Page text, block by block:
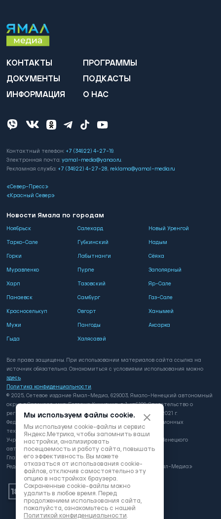
КОНТАКТЫ
ДОКУМЕНТЫ
ИНФОРМАЦИЯ
ПРОГРАММЫ
ПОДКАСТЫ
О НАС
Контактный телефон: +7 (34922) 4-27-19.
Электронная почта: yamal-media@yanao.ru.
Рекламная служба: +7 (34922) 4-27-28, reklama@yamal-media.ru
«Север-Пресс»
«Красный Север»
Новости Ямала по городам
Ноябрьск Салехард Новый Уренгой
Тарко-Сале Губкинский Надым
Горки Лабытнанги Сёяха
Муравленко Пурпе Заполярный
Харп Тазовский Яр-Сале
Панаевск Самбург Газ-Сале
Красноселькуп Овгорт Ханымей
Мужи Пангоды Аксарка
Гыда Халясавэй
Все права защищены. При использовании материалов сайта ссылка на
источник обязательна. Ознакомиться с условиями использования можно
здесь.
Политика конфиденциальности.
© 2025, Сетевое издание Ямал-Медиа, 629003, Ямало-Ненецкий автономный
округ, г. Салехард, мкр. Богдана Кнунянца, д. 1, каб.106. Свидетельство о
регистрации: серия ЭЛ № ФС 77 - 81649 выдано 3 августа 2021 г.
Федеральной службой по надзору в сфере связи, информационных
технологий и массовых коммуникаций
Учредитель: Департамент внутренней политики Ямало-Ненецкого
автономного округа
Главный редактор: А.Л. Поздеев
Редакция: автономная некоммерческая организация «Ямал-Медиа»
Мы используем файлы cookie.
Мы используем cookie-файлы и сервис
Яндекс.Метрика, чтобы запомнить ваши
настройки, анализировать
посещаемость и работу сайта, повышать
его эффективность. Вы можете
отказаться от использования cookie-
файлов, отключив самостоятельно эту
опцию в настройках браузера.
Сохраненные cookie-файлы можно
удалить в любое время. Перед
продолжением использования сайта,
пожалуйста, ознакомьтесь с нашей
Политикой конфиденциальности.